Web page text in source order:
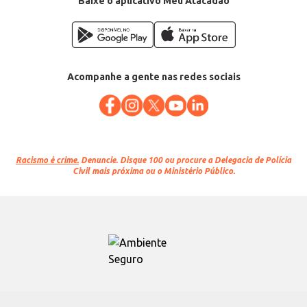
Acompanhe a gente nas redes sociais
Racismo é crime. Denuncie. Disque 100 ou procure a Delegacia de Polícia
Civil mais próxima ou o Ministério Público.